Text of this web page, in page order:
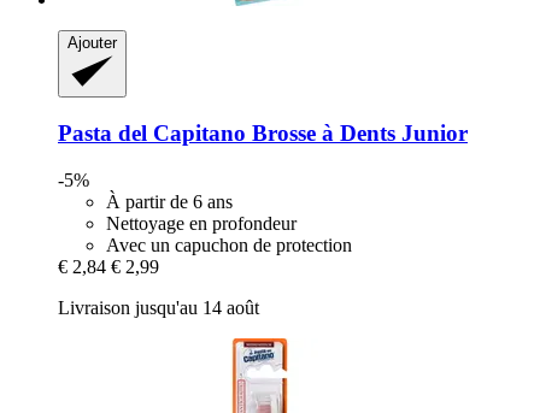
Ajouter
Pasta del Capitano Brosse à Dents Junior
-5%
À partir de 6 ans
Nettoyage en profondeur
Avec un capuchon de protection
€ 2,84 € 2,99
Livraison jusqu'au 14 août